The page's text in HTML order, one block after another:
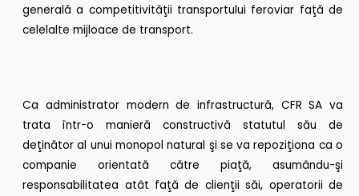
generală a competitivităţii transportului feroviar faţă de
celelalte mijloace de transport.
Ca administrator modern de infrastructură, CFR SA va
trata într-o manieră constructivă statutul său de
deţinător al unui monopol natural şi se va repoziţiona ca o
companie orientată către piaţă, asumându-şi
responsabilitatea atât faţă de clienţii săi, operatorii de